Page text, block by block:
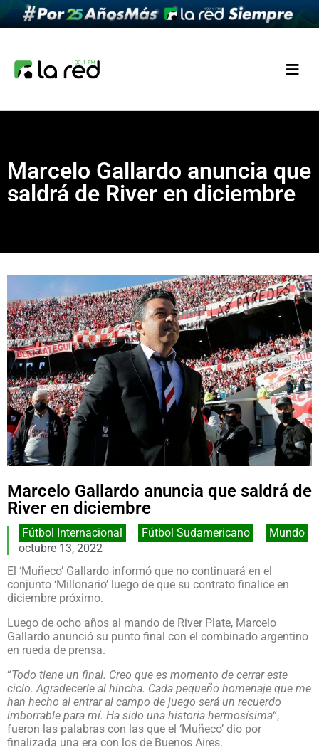
Marcelo Gallardo anuncia que
saldrá de River en diciembre
Marcelo Gallardo anuncia que saldrá de
River en diciembre
Fútbol Internacional Fútbol Sudamericano
Mundo
octubre 13, 2022
El ‘Muñeco’ Gallardo informó que no continuará en el
conjunto ‘Millonario’ luego de que su contrato finalice en
diciembre próximo.
Luego de ocho años al mando de River Plate, Marcelo
Gallardo anunció su punto final con el combinado argentino
en rueda de prensa.
“Todo tiene un final. Creo que es momento de cerrar este
ciclo. Agradecerle al hincha. Cada pequeño homenaje que me
han hecho al entrar al campo de juego será un recuerdo
imborrable para mí. Ha sido una historia hermosísima“,
fueron las palabras con las que el ‘Muñeco’ dio por
finalizada una era con los de Buenos Aires.